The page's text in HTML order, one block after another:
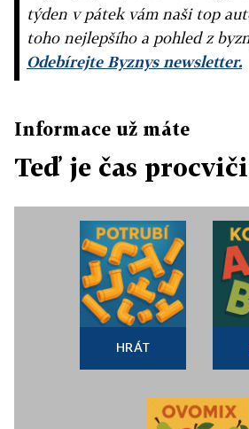
týden v pátek vám naši top
toho nejlepšího a pohled z
Odebírejte Byznys newsletter.
Informace už máte
Teď je čas
HRÁT